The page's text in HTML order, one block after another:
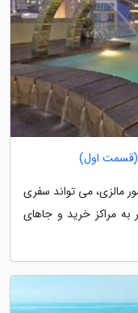
(قسمت اول)
مالزی، می تواند سفری
به مراکز خرید و جاهای